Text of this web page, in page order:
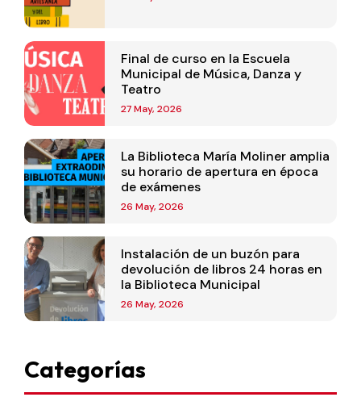
Final de curso en la Escuela
Municipal de Música, Danza y
Teatro
27 May, 2026
La Biblioteca María Moliner amplia
su horario de apertura en época
de exámenes
26 May, 2026
Instalación de un buzón para
devolución de libros 24 horas en
la Biblioteca Municipal
26 May, 2026
Categorías